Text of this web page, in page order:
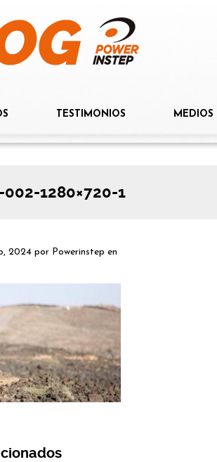
TESTIMONIOS MEDIOS
1280×720-1
2024 por Powerinstep en